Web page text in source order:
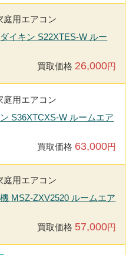
庭用エアコン
イキン S22XTES-W ルー
買取価格 26,000円
庭用エアコン
S36XTCXS-W ルームエア
買取価格 63,000円
庭用エアコン
MSZ-ZXV2520 ルームエア
買取価格 57,000円